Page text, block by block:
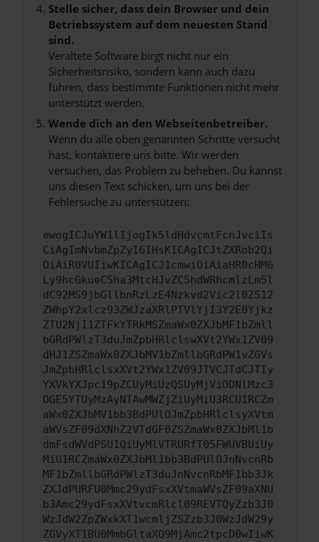
Stelle sicher, dass dein Browser und dein
Betriebssystem auf dem neuesten Stand
sind.
Veraltete Software birgt nicht nur ein
Sicherheitsrisiko, sondern kann auch dazu
führen, dass bestimmte Funktionen nicht mehr
unterstützt werden.
Wende dich an den Webseitenbetreiber.
Wenn du alle oben genannten Schritte versucht
hast, kontaktiere uns bitte. Wir werden
versuchen, das Problem zu beheben. Du kannst
uns diesen Text schicken, um uns bei der
Fehlersuche zu unterstützen:
ewogICJuYW1lIjogIk5ldHdvcmtFcnJvciIs
CiAgImNvbmZpZyI6IHsKICAgICJtZXRob2Qi
OiAiR0VUIiwKICAgICJ1cmwiOiAiaHR0cHM6
Ly9hcGkueC5ha3MtcHJvZC5hdWRhcmlzLm5l
dC92MS9jbGllbnRzLzE4Nzkvd2Vic2l0ZS12
ZWhpY2xlcz93ZWJzaXRlPTVlYjI3Y2E0Yjkz
ZTU2NjI1ZTFkYTRkMSZmaWx0ZXJbMF1bZmll
bGRdPWlzT3duJmZpbHRlclswXVt2YWx1ZV09
dHJ1ZSZmaWx0ZXJbMV1bZmllbGRdPW1vZGVs
JmZpbHRlclsxXVt2YWx1ZV09JTVCJTdCJTIy
YXVkYXJpc19pZCUyMiUzQSUyMjViODNlMzc3
OGE5YTUyMzAyNTAwMWZjZiUyMiU3RCU1RCZm
aWx0ZXJbMV1bb3BdPUlOJmZpbHRlclsyXVtm
aWVsZF09dXNhZ2VTdGF0ZSZmaWx0ZXJbMl1b
dmFsdWVdPSU1QiUyMlVTRURfT05FWUVBUiUy
MiU1RCZmaWx0ZXJbMl1bb3BdPUlOJnNvcnRb
MF1bZmllbGRdPWlzT3duJnNvcnRbMF1bb3Jk
ZXJdPURFU0Mmc29ydFsxXVtmaWVsZF09aXNU
b3Amc29ydFsxXVtvcmRlcl09REVTQyZzb3J0
WzJdW2ZpZWxkXT1wcmljZSZzb3J0WzJdW29y
ZGVyXT1BU0MmbGltaXQ9MjAmc2tpcD0wIiwK